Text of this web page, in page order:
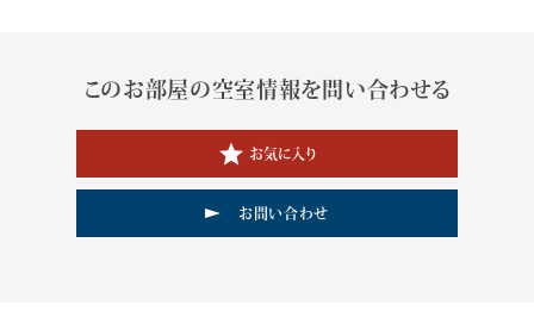
このお部屋の空室情報を問い合わせる
お気に入り
お問い合わせ